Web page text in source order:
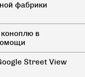
фабрики
в
Street View